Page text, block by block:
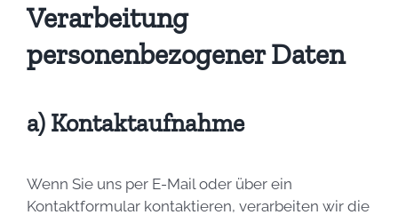
Verarbeitung
personenbezogener Daten
a) Kontaktaufnahme
Wenn Sie uns per E-Mail oder über ein
Kontaktformular kontaktieren, verarbeiten wir die